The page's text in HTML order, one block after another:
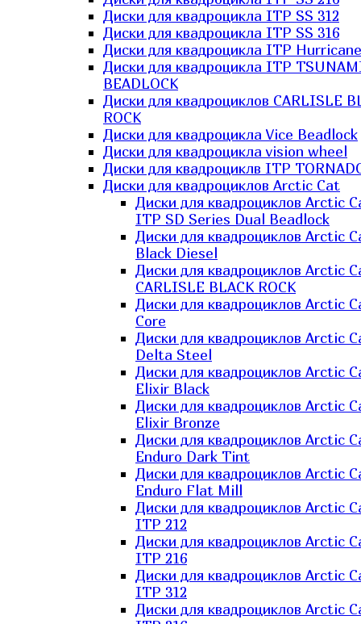
Диски для квадроцикла ITP SS 312
Диски для квадроцикла ITP SS 316
Диски для квадроцикла ITP Hurricane
Диски для квадроцикла ITP
BEADLOCK
Диски для квадроциклов CARLISLE
ROCK
Диски для квадроцикла Vice Beadlock
Диски для квадроцикла vision wheel
Диски для квадроциклв ITP
Диски для квадроциклов Arctic Cat
Диски для квадроциклов Arctic
ITP SD Series Dual Beadlock
Диски для квадроциклов Arctic
Black Diesel
Диски для квадроциклов Arctic
CARLISLE BLACK ROCK
Диски для квадроциклов Arctic
Core
Диски для квадроциклов Arctic
Delta Steel
Диски для квадроциклов Arctic
Elixir Black
Диски для квадроциклов Arctic
Elixir Bronze
Диски для квадроциклов Arctic
Enduro Dark Tint
Диски для квадроциклов Arctic
Enduro Flat Mill
Диски для квадроциклов Arctic
ITP 212
Диски для квадроциклов Arctic
ITP 216
Диски для квадроциклов Arctic
ITP 312
Диски для квадроциклов Arctic